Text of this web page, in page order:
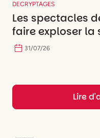
DECRYPTAGES
Les spectacles
faire exploser la
31/07/26
Lire